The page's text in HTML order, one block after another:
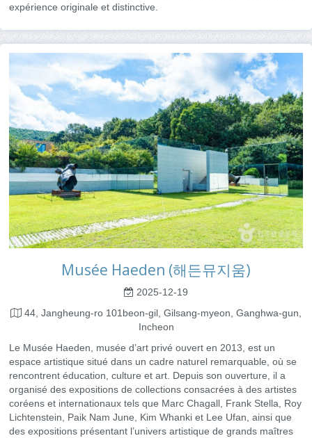
expérience originale et distinctive.
Musée Haeden (해든뮤지움)
2025-12-19
44, Jangheung-ro 101beon-gil, Gilsang-myeon, Ganghwa-gun,
Incheon
Le Musée Haeden, musée d’art privé ouvert en 2013, est un
espace artistique situé dans un cadre naturel remarquable, où se
rencontrent éducation, culture et art. Depuis son ouverture, il a
organisé des expositions de collections consacrées à des artistes
coréens et internationaux tels que Marc Chagall, Frank Stella, Roy
Lichtenstein, Paik Nam June, Kim Whanki et Lee Ufan, ainsi que
des expositions présentant l’univers artistique de grands maîtres